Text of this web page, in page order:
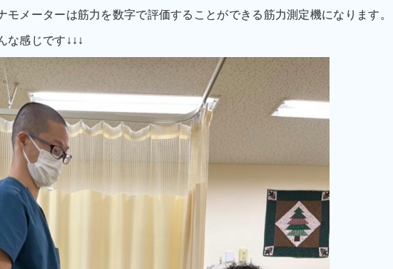
メーターは筋力を数字で評価することができる筋力測定機になります。
な感じです↓↓↓